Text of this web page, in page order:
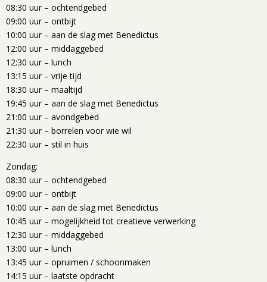
08:30 uur – ochtendgebed
09:00 uur – ontbijt
10:00 uur – aan de slag met Benedictus
12:00 uur – middaggebed
12:30 uur – lunch
13:15 uur – vrije tijd
18:30 uur – maaltijd
19:45 uur – aan de slag met Benedictus
21:00 uur – avondgebed
21:30 uur – borrelen voor wie wil
22:30 uur – stil in huis
Zondag:
08:30 uur – ochtendgebed
09:00 uur – ontbijt
10:00 uur – aan de slag met Benedictus
10:45 uur – mogelijkheid tot creatieve verwerking
12:30 uur – middaggebed
13:00 uur – lunch
13:45 uur – opruimen / schoonmaken
14:15 uur – laatste opdracht